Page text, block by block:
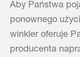
Aby Państwa
ponownego
winkler oferuje
producenta